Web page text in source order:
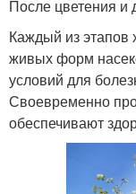
После цветения и
Каждый из этапов
живых форм
условий для
Своевременно
обеспечивают